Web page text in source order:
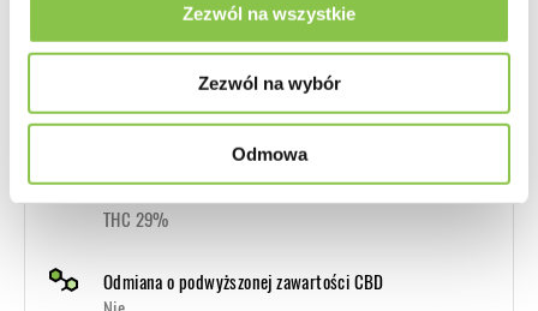
Zezwól na wszystkie
Zezwól na wybór
Odmowa
Czas kwitnienia
9 - 10 tygodni
Wysokie (ponad 130cm)
Zawartość kannabinoidów THC, CBD...
THC 29%
Odmiana o podwyższonej zawartości CBD